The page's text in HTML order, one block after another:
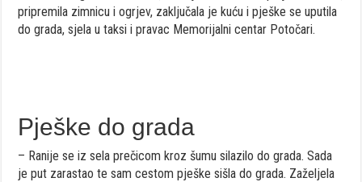
pripremila zimnicu i ogrjev, zaključala je kuću i pješke se uputila
do grada, sjela u taksi i pravac Memorijalni centar Potočari.
Pješke do grada
– Ranije se iz sela prečicom kroz šumu silazilo do grada. Sada
je put zarastao te sam cestom pješke sišla do grada. Zaželjela